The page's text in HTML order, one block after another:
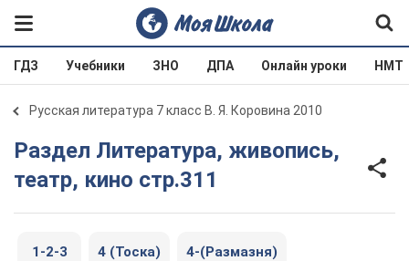
ГДЗ Учебники ЗНО ДПА Онлайн уроки НМТ
Русская литература 7 класс В. Я. Коровина 2010
Раздел Литература, живопись,
театр, кино стр.311
1-2-3 4 (Тоска) 4-(Размазня)